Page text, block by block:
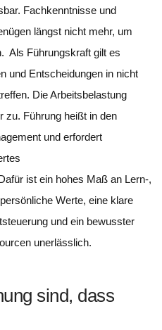
Fachkenntnisse und
längst nicht mehr, um
Als Führungskraft gilt es
und Entscheidungen in nicht
Die Arbeitsbelastung
zu. Führung heißt in den
und erfordert
ist ein hohes Maß an Lern-,
Werte, eine klare
und ein bewusster
unerlässlich.
sind, dass